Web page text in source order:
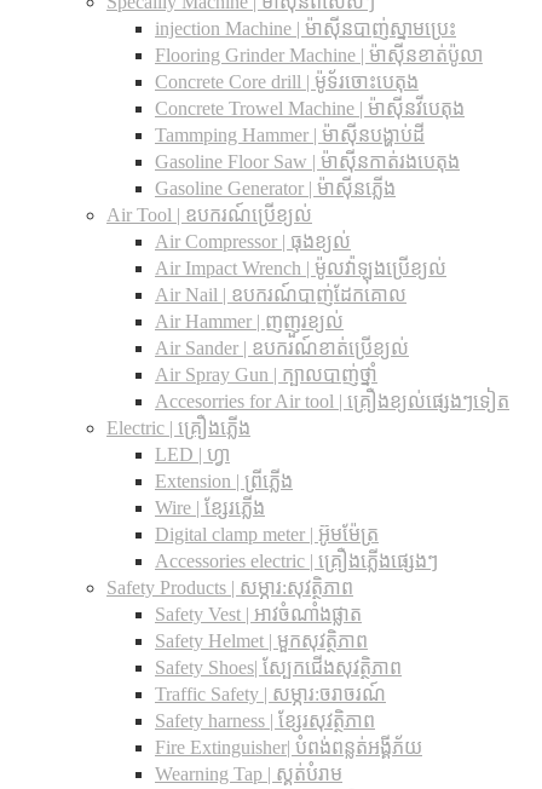
injection Machine | ម៉ាស៊ីនបាញ់ស្នាមប្រេះ
Flooring Grinder Machine | ម៉ាស៊ីនខាត់ប៉ូលា
Concrete Core drill | ម៉ូទ័រចោះបេតុង
Concrete Trowel Machine | ម៉ាស៊ីនវីបេតុង
Tammping Hammer | ម៉ាស៊ីនបង្ហាប់ដី
Gasoline Floor Saw | ម៉ាស៊ីនកាត់រងបេតុង
Gasoline Generator | ម៉ាស៊ីនភ្លើង
Air Tool | ឧបករណ៍ប្រើខ្យល់
Air Compressor | ធុងខ្យល់
Air Impact Wrench | ម៉ូលវ៉ាឡុងប្រើខ្យល់
Air Nail | ឧបករណ៍បាញ់ដែកគោល
Air Hammer | ញញួរខ្យល់
Air Sander | ឧបករណ៍ខាត់ប្រើខ្យល់
Air Spray Gun | ក្បាលបាញ់ថ្នាំ
Accesorries for Air tool | គ្រឿងខ្យល់ផ្សេងៗទៀត
Electric | គ្រឿងភ្លើង
LED | ហ្វា
Extension | ព្រីភ្លើង
Wire | ខ្សែរភ្លើង
Digital clamp meter | អ៊ូមម៉ែត្រ
Accessories electric | គ្រឿងភ្លើងផ្សេងៗ
Safety Products | សម្ភារ:សុវត្ថិភាព
Safety Vest | អាវចំណាំងផ្លាត
Safety Helmet | មួកសុវត្ថិភាព
Safety Shoes| ស្បែកជើងសុវត្ថិភាព
Traffic Safety​ | សម្ភារ:ចរាចរណ៍
Safety harness | ខ្សែរសុវត្ថិភាព
Fire Extinguisher| បំពង់ពន្លត់អង្គីភ័យ
Wearning Tap | ស្គត់បំរាម